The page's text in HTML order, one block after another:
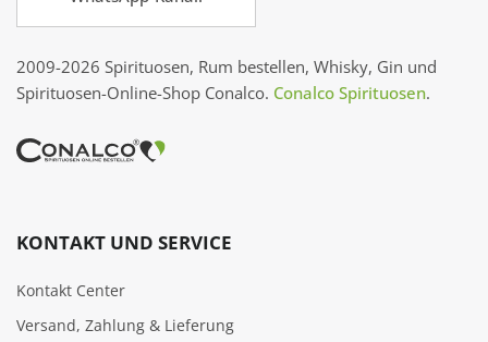
2009-2026 Spirituosen, Rum bestellen, Whisky, Gin und
Spirituosen-Online-Shop Conalco. Conalco Spirituosen.
KONTAKT UND SERVICE
Kontakt Center
Versand, Zahlung & Lieferung